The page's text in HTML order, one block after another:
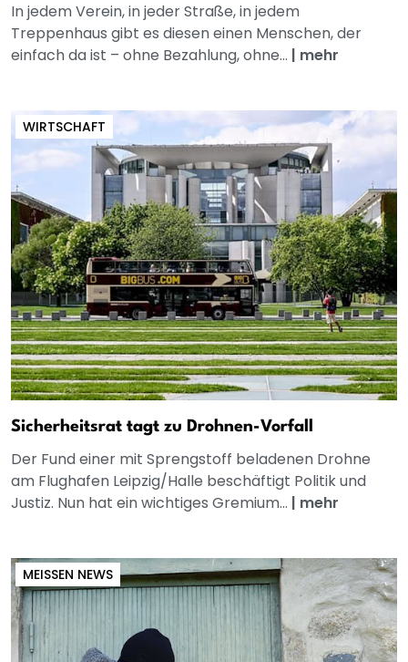
In jedem Verein, in jeder Straße, in jedem
Treppenhaus gibt es diesen einen Menschen, der
einfach da ist – ohne Bezahlung, ohne... | mehr
WIRTSCHAFT
Sicherheitsrat tagt zu Drohnen-Vorfall
Der Fund einer mit Sprengstoff beladenen Drohne
am Flughafen Leipzig/Halle beschäftigt Politik und
Justiz. Nun hat ein wichtiges Gremium... | mehr
MEISSEN NEWS